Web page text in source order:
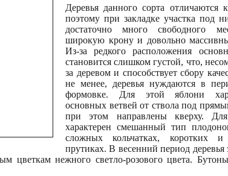
Деревья данного сорта отличаются
поэтому при закладке участка под
достаточно много свободного
широкую крону и довольно
Из-за редкого расположения
становится слишком густой, что,
за деревом и способствует сбору
не менее, деревья нуждаются в
формовке. Для этой яблони
основных ветвей от ствола под
при этом направлены кверху.
характерен смешанный тип
сложных кольчатках, коротких
прутиках. В весенний период деревья
цветкам нежного светло-розового цвета.